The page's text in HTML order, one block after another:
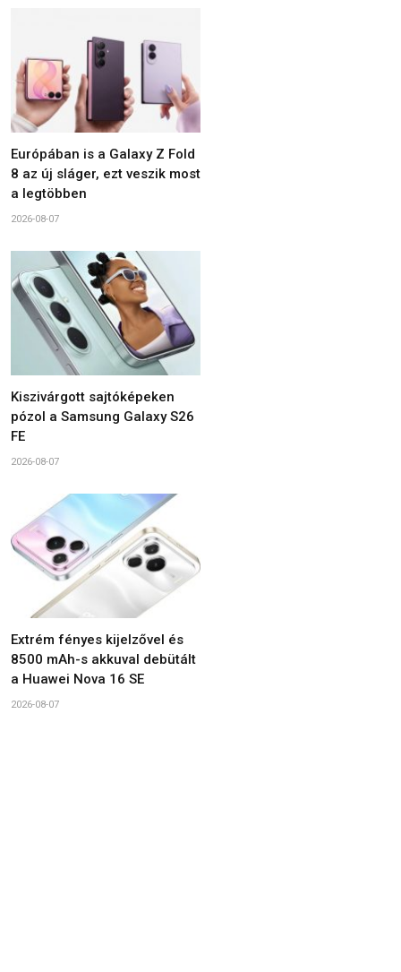
Európában is a Galaxy Z Fold
8 az új sláger, ezt veszik most
a legtöbben
2026-08-07
Kiszivárgott sajtóképeken
pózol a Samsung Galaxy S26
FE
2026-08-07
Extrém fényes kijelzővel és
8500 mAh-s akkuval debütált
a Huawei Nova 16 SE
2026-08-07